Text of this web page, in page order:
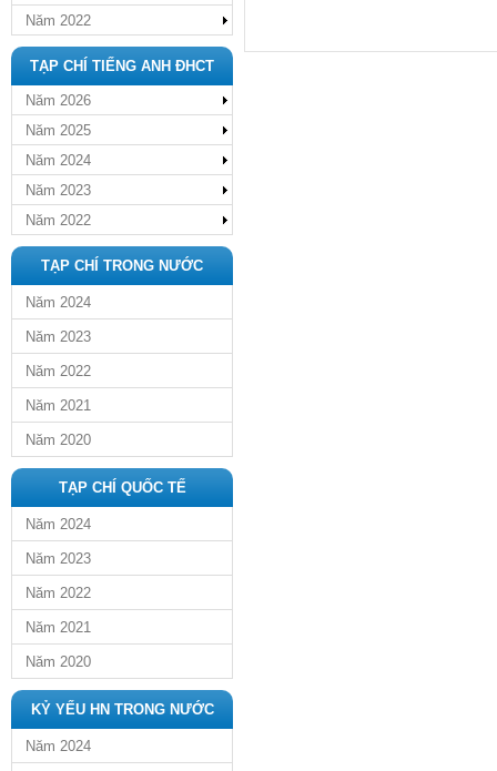
Năm 2022
TẠP CHÍ TIẾNG ANH ĐHCT
Năm 2026
Năm 2025
Năm 2024
Năm 2023
Năm 2022
TẠP CHÍ TRONG NƯỚC
Năm 2024
Năm 2023
Năm 2022
Năm 2021
Năm 2020
TẠP CHÍ QUỐC TẾ
Năm 2024
Năm 2023
Năm 2022
Năm 2021
Năm 2020
KỶ YẾU HN TRONG NƯỚC
Năm 2024